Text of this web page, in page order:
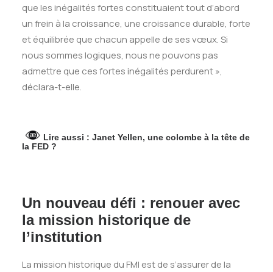
que les inégalités fortes constituaient tout d’abord
un frein à la croissance, une croissance durable, forte
et équilibrée que chacun appelle de ses vœux. Si
nous sommes logiques, nous ne pouvons pas
admettre que ces fortes inégalités perdurent »,
déclara-t-elle.
Lire aussi : Janet Yellen, une colombe à la tête de
la FED ?
Un nouveau défi : renouer avec
la mission historique de
l’institution
La mission historique du FMI est de s’assurer de la